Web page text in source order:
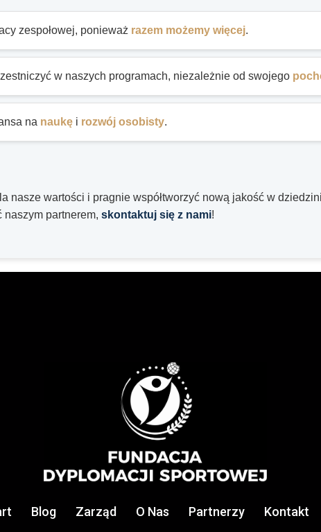
zespołowej, ponieważ razem możemy więcej.
w naszych programach, niezależnie od swojego
na naukę i rozwój osobisty.
nasze wartości i pragnie współtworzyć nową jakość w
partnerem, skontaktuj się z nami!
Blog Zarząd O Nas Partnerzy Kontakt